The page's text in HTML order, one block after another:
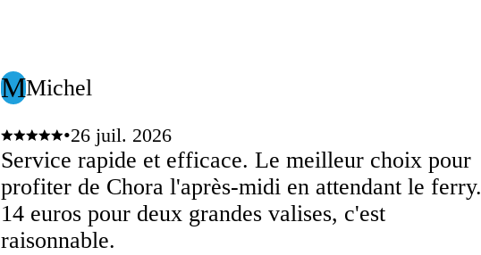
MMichel
•26 juil. 2026
Service rapide et efficace. Le meilleur choix pour
profiter de Chora l'après-midi en attendant le ferry.
14 euros pour deux grandes valises, c'est
raisonnable.